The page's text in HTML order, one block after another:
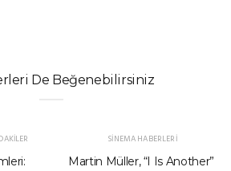
De Beğenebilirsiniz
SINEMA HABERLERI
Martin Müller, “I Is Another”